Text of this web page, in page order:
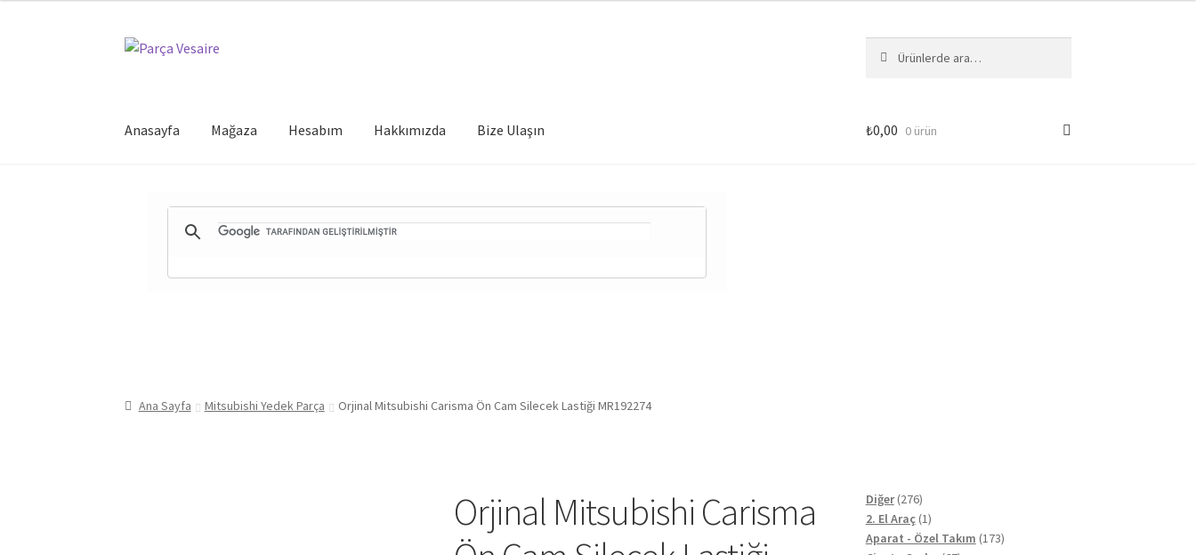
Dolaşıma
İçeriğe
Anasayfa Mağaza Hesabım Hakkımızda Bize Ulaşın ₺0,00 0 ürün
Ana Sayfa Mitsubishi Yedek Parça Orjinal Mitsubishi Carisma Ön Cam Silecek Lastiği MR192274
Orjinal Mitsubishi Carisma
Diğer 276276
ürün
2. El Araç 11
ürün
Aparat - Özel Takım 173173